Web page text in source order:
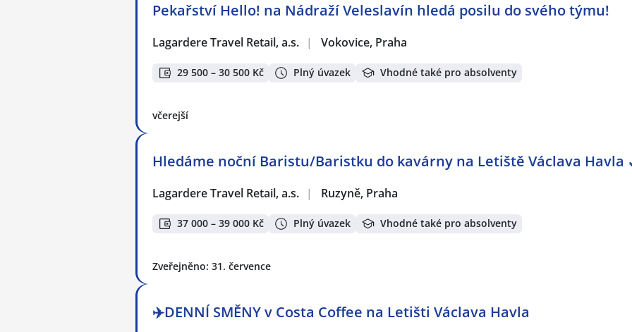
Pekařství Hello! na Nádraží Veleslavín hledá posilu do svého týmu!
Lagardere Travel Retail, a.s. | Vokovice, Praha
29 500 – 30 500 Kč Plný úvazek Vhodné také pro absolventy
včerejší
Hledáme noční Baristu/Baristku do kavárny na Letiště Václava Havla
Lagardere Travel Retail, a.s. | Ruzyně, Praha
37 000 – 39 000 Kč Plný úvazek Vhodné také pro absolventy
Zveřejněno: 31. července
✈️DENNÍ SMĚNY v Costa Coffee na Letišti Václava Havla